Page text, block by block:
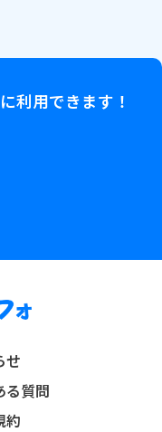
利用できます！
せ
る質問
約